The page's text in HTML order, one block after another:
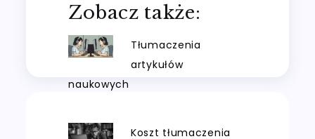
Zobacz także:
Tłumaczenia
artykułów
naukowych
Koszt tłumaczenia